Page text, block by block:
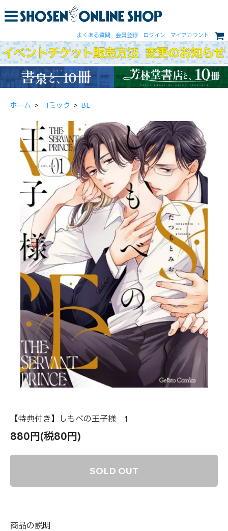
よくある質問 会員登録 ログイン マイアカウント
ホーム > コミック > BL
【特典付き】しもべの王子様 1
880円(税80円)
SOLD OUT
商品の説明